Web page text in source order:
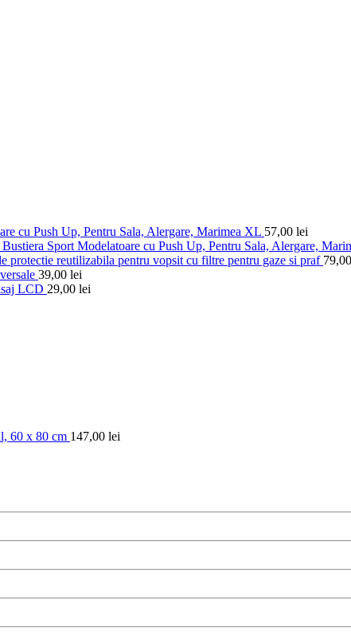
cu Push Up, Pentru Sala, Alergare, Marimea XL 57,00 lei
Bustiera Sport Modelatoare cu Push Up, Pentru Sala, Alergare,
protectie reutilizabila pentru vopsit cu filtre pentru gaze si praf 79,00
39,00 lei
LCD 29,00 lei
60 x 80 cm 147,00 lei